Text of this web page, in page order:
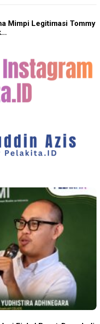
Mimpi Legitimasi Tommy